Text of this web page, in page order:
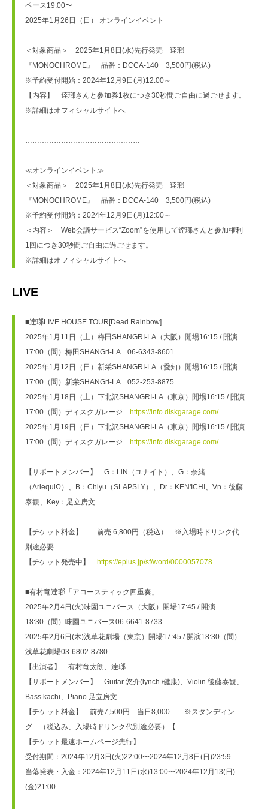
ペース19:00〜
2025年1月26日（日） オンラインイベント
＜対象商品＞　2025年1月8日(水)先行発売　逹瑯
『MONOCHROME』　品番：DCCA-140　3,500円(税込)
※予約受付開始：2024年12月9日(月)12:00～
【内容】　逹瑯さんと参加券1枚につき30秒間ご自由に過ごせます。
※詳細はオフィシャルサイトへ
≪オンラインイベント≫
＜対象商品＞　2025年1月8日(水)先行発売　逹瑯
『MONOCHROME』　品番：DCCA-140　3,500円(税込)
※予約受付開始：2024年12月9日(月)12:00～
＜内容＞　Web会議サービス“Zoom”を使用して逹瑯さんと参加権利
1回につき30秒間ご自由に過ごせます。
※詳細はオフィシャルサイトへ
LIVE
■逹瑯LIVE HOUSE TOUR[Dead Rainbow]
2025年1月11日（土）梅田SHANGRI-LA（大阪）開場16:15 / 開演
17:00（問）梅田SHANGri-LA　06-6343-8601
2025年1月12日（日）新栄SHANGRI-LA（愛知）開場16:15 / 開演
17:00（問）新栄SHANGri-LA　052-253-8875
2025年1月18日（土）下北沢SHANGRI-LA（東京）開場16:15 / 開演
17:00（問）ディスクガレージ https://info.diskgarage.com/
2025年1月19日（日）下北沢SHANGRI-LA（東京）開場16:15 / 開演
17:00（問）ディスクガレージ https://info.diskgarage.com/
【サポートメンバー】　G：LiN（ユナイト）、G：奈緒
（ΛrlequiΩ）、B：Chiyu（SLAPSLY）、Dr：KEN'ICHI、Vn：後藤
泰観、Key：足立房文
【チケット料金】　　前売 6,800円（税込）　※入場時ドリンク代
別途必要
【チケット発売中】 https://eplus.jp/sf/word/0000057078
■有村竜逹瑯「アコースティック四重奏」
2025年2月4日(火)味園ユニバース（大阪）開場17:45 / 開演
18:30（問）味園ユニバース06-6641-8733
2025年2月6日(木)浅草花劇場（東京）開場17:45 / 開演18:30（問）
浅草花劇場03-6802-8780
【出演者】　有村竜太朗、逹瑯
【サポートメンバー】　Guitar 悠介(lynch./健康)、Violin 後藤泰観、
Bass kachi、Piano 足立房文
【チケット料金】　前売7,500円　当日8,000　　※スタンディン
グ　（税込み、入場時ドリンク代別途必要）【
【チケット最速ホームページ先行】
受付期間：2024年12月3日(火)22:00〜2024年12月8日(日)23:59
当落発表・入金：2024年12月11日(水)13:00〜2024年12月13(日)
(金)21:00